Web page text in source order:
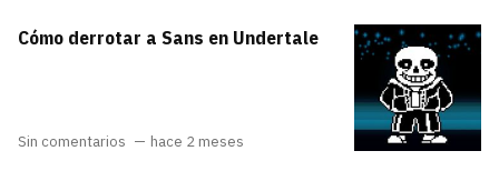
Cómo derrotar a Sans en Undertale
Sin comentarios hace 2 meses